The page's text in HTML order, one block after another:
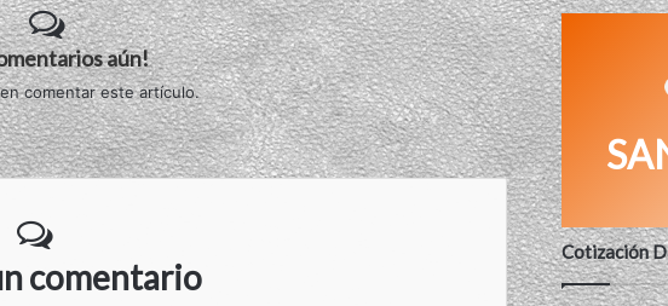
aún!
comentar este artículo.
comentario
Cotización